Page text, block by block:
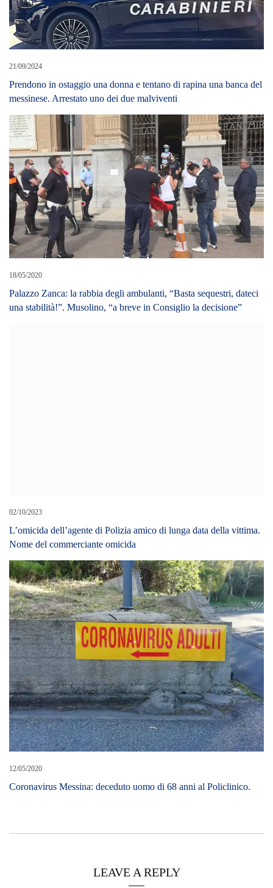
21/09/2024
Prendono in ostaggio una donna e tentano di rapina una banca del
messinese. Arrestato uno dei due malviventi
18/05/2020
Palazzo Zanca: la rabbia degli ambulanti, “Basta sequestri, dateci
una stabilità!”. Musolino, “a breve in Consiglio la decisione”
12/05/2020
Coronavirus Messina: deceduto uomo di 68 anni al Policlinico.
LEAVE A REPLY